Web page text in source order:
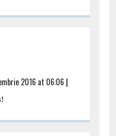
2016 at 06:06 |